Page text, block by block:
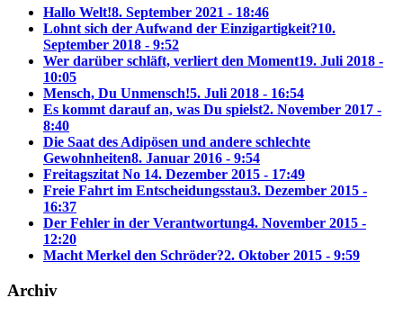
Hallo Welt!8. September 2021 - 18:46
Lohnt sich der Aufwand der Einzigartigkeit?10.
September 2018 - 9:52
Wer darüber schläft, verliert den Moment19. Juli 2018 -
10:05
Mensch, Du Unmensch!5. Juli 2018 - 16:54
Es kommt darauf an, was Du spielst2. November 2017 -
8:40
Die Saat des Adipösen und andere schlechte
Gewohnheiten8. Januar 2016 - 9:54
Freitagszitat No 14. Dezember 2015 - 17:49
Freie Fahrt im Entscheidungsstau3. Dezember 2015 -
16:37
Der Fehler in der Verantwortung4. November 2015 -
12:20
Macht Merkel den Schröder?2. Oktober 2015 - 9:59
Archiv